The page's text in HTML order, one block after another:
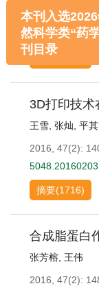
2016, 47(2):
5048.20160202
摘要
3D打印技术
王雪 张灿 平
2016, 47(2):
5048.20160203
摘要(1716)
合成脂蛋白
张芳榕 王伟
2016, 47(2):
本刊入选
然科学类“
刊目录